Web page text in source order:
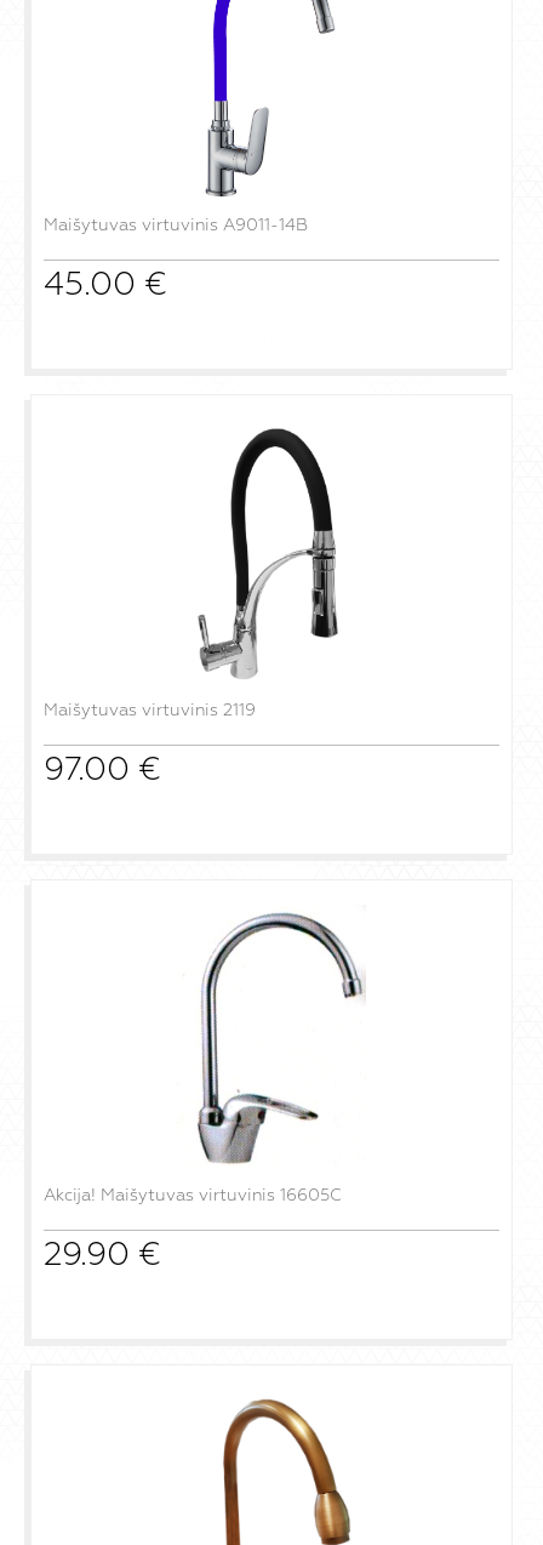
Maišytuvas virtuvinis A9011-14B
45.00 €
Maišytuvas virtuvinis 2119
97.00 €
Akcija! Maišytuvas virtuvinis 16605C
29.90 €